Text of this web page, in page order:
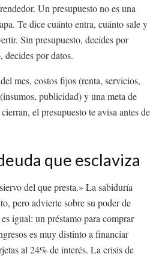
Un presupuesto no es una
Te dice cuánto entra, cuánto sale y
Sin presupuesto, decides por
decides por datos.
mes, costos fijos (renta, servicios,
publicidad) y una meta de
el presupuesto te avisa antes de
que esclaviza
del que presta.» La sabiduría
pero advierte sobre su poder de
igual: un préstamo para comprar
es muy distinto a financiar
al 24% de interés. La crisis de